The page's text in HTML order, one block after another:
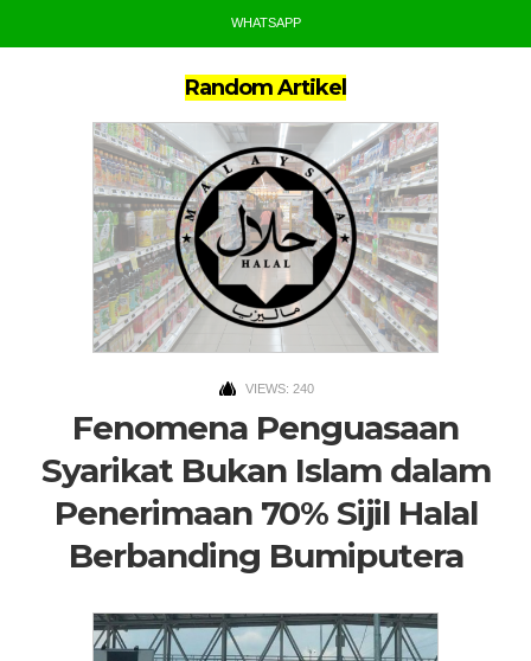
WHATSAPP
Random Artikel
VIEWS: 240
Fenomena Penguasaan
Syarikat Bukan Islam dalam
Penerimaan 70% Sijil Halal
Berbanding Bumiputera